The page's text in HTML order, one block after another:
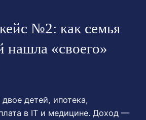
№2: как семья
нашла «своего»
детей, ипотека,
в IT и медицине. Доход —